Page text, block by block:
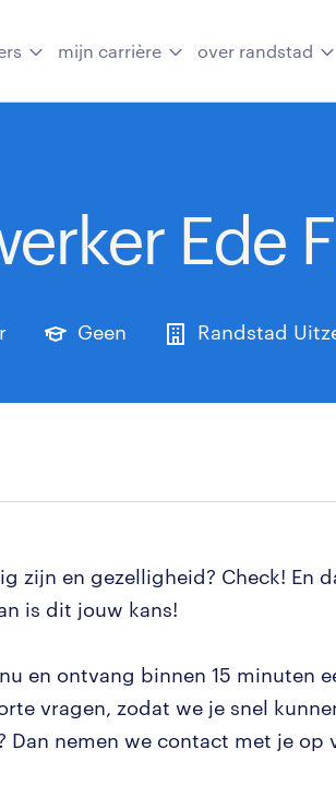
mijn carrière over randstad
Ede
Geen Randstad
zijn en gezelligheid? Check! En
is dit jouw kans!
en ontvang binnen 15 minuten
vragen, zodat we je snel
Dan nemen we contact met je op